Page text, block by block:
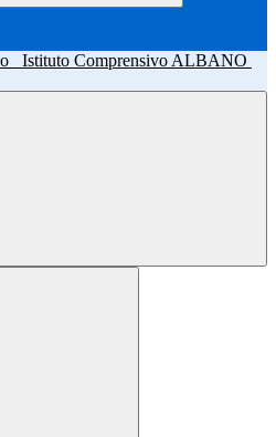
Istituto Comprensivo ALBANO